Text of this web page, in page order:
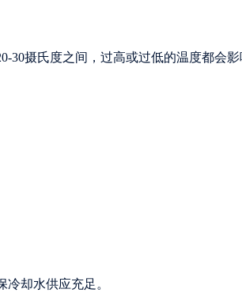
30摄氏度之间，过高或过低的温度都会影
却水供应充足。